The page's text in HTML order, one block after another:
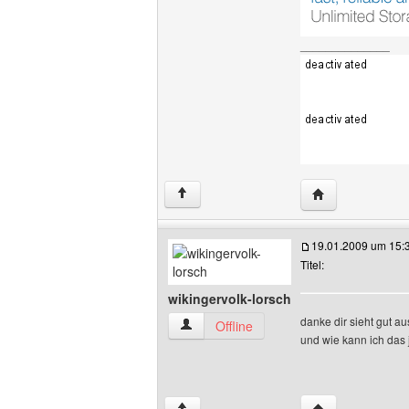
↑ Website dieses
wikingervolk-lorsch
wikingervolk-lorsch Benutzer-Profile
Offline
19.01.2009 um
Titel:
danke dir sieht gut
und wie kann ich